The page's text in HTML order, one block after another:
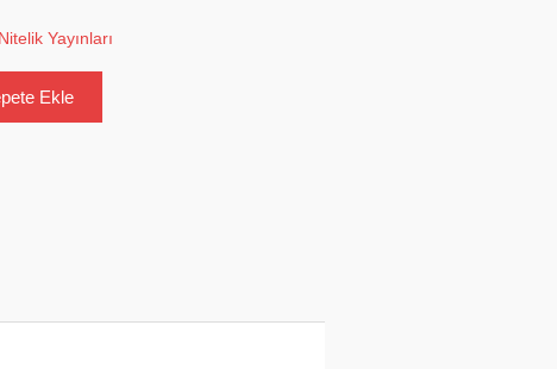
Nitelik Yayınları